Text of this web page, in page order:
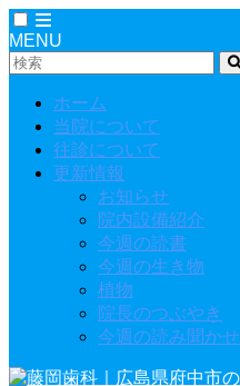
MENU
ホーム
当院について
往診について
更新情報
お知らせ
院内設備紹介
今週の読書
今週の生き物
植物
院長のつぶやき
今週の読み聞かせ